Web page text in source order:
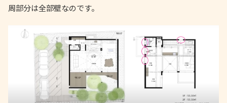
周部分は全部壁なのです。